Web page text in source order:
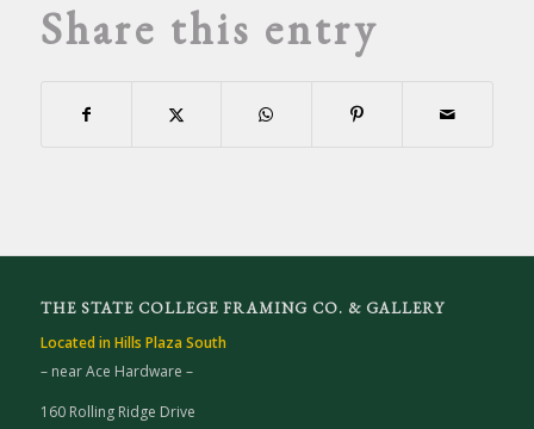
Share this entry
THE STATE COLLEGE FRAMING CO. & GALLERY
Located in Hills Plaza South
– near Ace Hardware –
160 Rolling Ridge Drive